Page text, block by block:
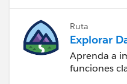
Ruta
Explorar
Aprenda a
funciones